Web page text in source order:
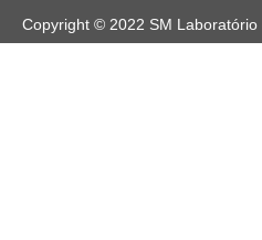
Copyright © 2022 SM